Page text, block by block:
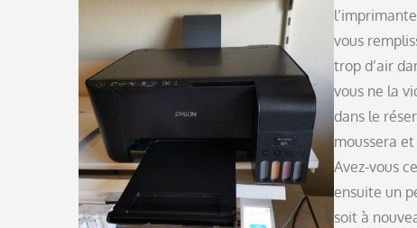
vous
trop d’air
vous ne la
dans le
moussera
Avez-vous
ensuite un
soit à